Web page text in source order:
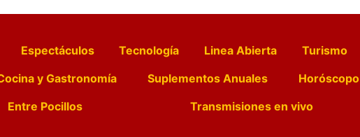
Espectáculos Tecnología Linea Abierta Turismo
y Gastronomía Suplementos Anuales Horóscopo
Entre Pocillos Transmisiones en vivo